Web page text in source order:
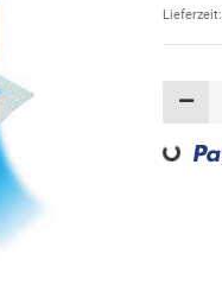
Lieferzeit:
Loading...